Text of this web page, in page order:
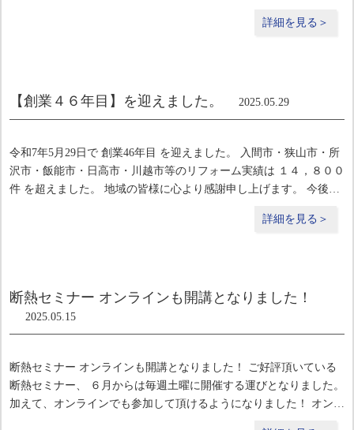
詳細を見る＞
【創業４６年目】を迎えました。 2025.05.29
令和7年5月29日で 創業46年目 を迎えました。 入間市・狭山市・所
沢市・飯能市・日高市・川越市等のリフォーム実績は １４，８００
件 を超えました。 地域の皆様に心より感謝申し上げます。 今後と
詳細を見る＞
断熱セミナー オンラインも開講となりました！
2025.05.15
断熱セミナー オンラインも開講となりました！ ご好評頂いている
断熱セミナー、 ６月からは毎週土曜に開催する運びとなりました。
加えて、オンラインでも参加して頂けるようになりました！ オンラ